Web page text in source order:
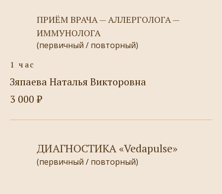
ПРИЁМ ВРАЧА — АЛЛЕРГОЛОГА —
ИММУНОЛОГА
(первичный / повторный)
1 час
Зяпаева Наталья Викторовна
3 000 ₽
ДИАГНОСТИКА «vedapulse»
(первичный / повторный)